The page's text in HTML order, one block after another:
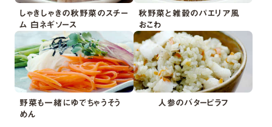
しゃきしゃきの秋野菜のスチー
ム 白ネギソース
秋野菜と雑穀のパエリア風
おこわ
野菜も一緒にゆでちゃうそう
めん
人参のバターピラフ